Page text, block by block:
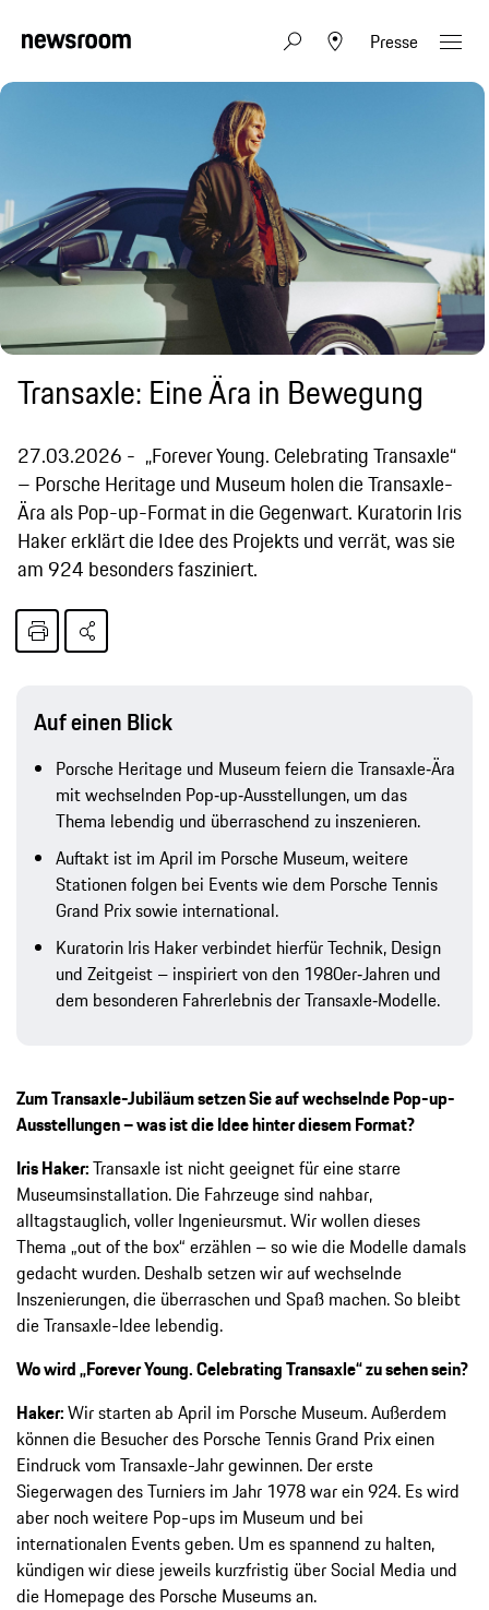
Presse
Transaxle: Eine Ära in Bewegung
27.03.2026
„Forever Young. Celebrating Transaxle“
– Porsche Heritage und Museum holen die Transaxle-
Ära als Pop-up-Format in die Gegenwart. Kuratorin Iris
Haker erklärt die Idee des Projekts und verrät, was sie
am 924 besonders fasziniert.
Auf einen Blick
Porsche Heritage und Museum feiern die Transaxle‑Ära
mit wechselnden Pop‑up‑Ausstellungen, um das
Thema lebendig und überraschend zu inszenieren.
Auftakt ist im April im Porsche Museum, weitere
Stationen folgen bei Events wie dem Porsche Tennis
Grand Prix sowie international.
Kuratorin Iris Haker verbindet hierfür Technik, Design
und Zeitgeist – inspiriert von den 1980er‑Jahren und
dem besonderen Fahrerlebnis der Transaxle‑Modelle.
Zum Transaxle-Jubiläum setzen Sie auf wechselnde Pop-up-
Ausstellungen – was ist die Idee hinter diesem Format?
Iris Haker:Transaxle ist nicht geeignet für eine starre
Museumsinstallation. Die Fahrzeuge sind nahbar,
alltagstauglich, voller Ingenieursmut. Wir wollen dieses
Thema „out of the box“ erzählen – so wie die Modelle damals
gedacht wurden. Deshalb setzen wir auf wechselnde
Inszenierungen, die überraschen und Spaß machen. So bleibt
die Transaxle-Idee lebendig.
Wo wird „Forever Young. Celebrating Transaxle“ zu sehen sein?
Haker:Wir starten ab April im Porsche Museum. Außerdem
können die Besucher des Porsche Tennis Grand Prix einen
Eindruck vom Transaxle-Jahr gewinnen. Der erste
Siegerwagen des Turniers im Jahr 1978 war ein 924. Es wird
aber noch weitere Pop-ups im Museum und bei
internationalen Events geben. Um es spannend zu halten,
kündigen wir diese jeweils kurzfristig über Social Media und
die Homepage des Porsche Museums an.